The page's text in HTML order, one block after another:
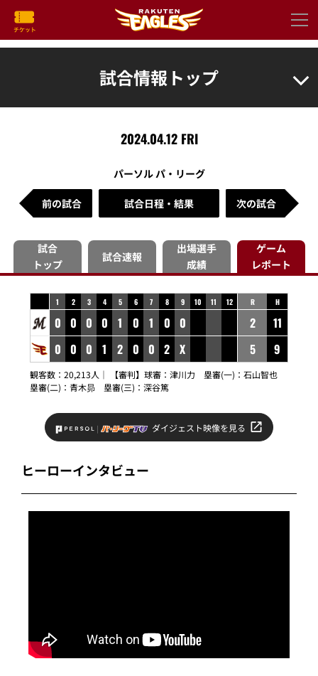
試合情報トップ
2024.04.12 FRI
パーソル パ・リーグ
前の試合 試合日程・結果 次の試合
試合
トップ
試合速報
出場選手
成績
ゲーム
レポート
1 2 3 4 5 6 7 8 9 10 11 12
0 0 0 0 1 0 1 0 0
0 0 0 1 2 0 0 2 X
R H
2
11
5
9
観客数：20,213人｜ 【審判】球審：津川力 塁審(一)：石山智也
塁審(二)：青木昴 塁審(三)：深谷篤
ダイジェスト映像を見る
ヒーローインタビュー